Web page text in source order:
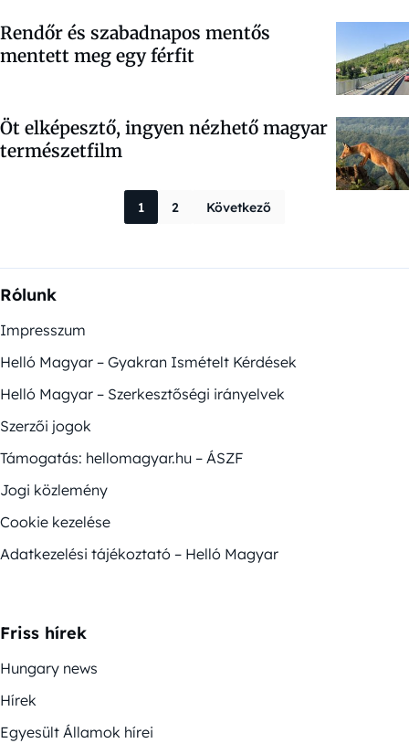
Rendőr és szabadnapos mentős
mentett meg egy férfit
Öt elképesztő, ingyen nézhető magyar
természetfilm
Bejegyzések
1 2 Következő
Rólunk
Impresszum
Helló Magyar – Gyakran Ismételt Kérdések
Helló Magyar – Szerkesztőségi irányelvek
Szerzői jogok
Támogatás: hellomagyar.hu – ÁSZF
Jogi közlemény
Cookie kezelése
Adatkezelési tájékoztató – Helló Magyar
Friss hírek
Hungary news
Hírek
Egyesült Államok hírei